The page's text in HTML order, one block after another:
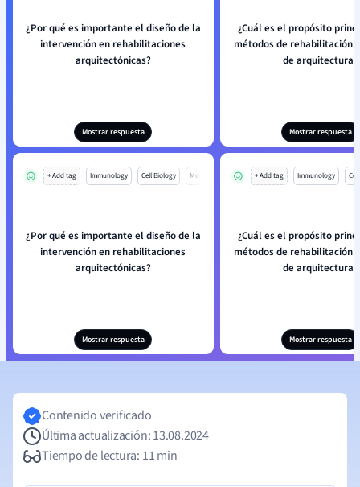
¿Por qué es importante el diseño de la
intervención en rehabilitaciones
arquitectónicas?
Mostrar respuesta
¿Cuál es el propósito
métodos de rehabilitación
de arquitectura?
Mostrar respuesta
+ Add tag Immunology Cell Biology Mo
¿Por qué es importante el diseño de la
intervención en rehabilitaciones
arquitectónicas?
Mostrar respuesta
+ Add tag Immunology
¿Cuál es el propósito
métodos de rehabilitación
de arquitectura?
Mostrar respuesta
Contenido verificado
Última actualización: 13.08.2024
Tiempo de lectura: 11 min